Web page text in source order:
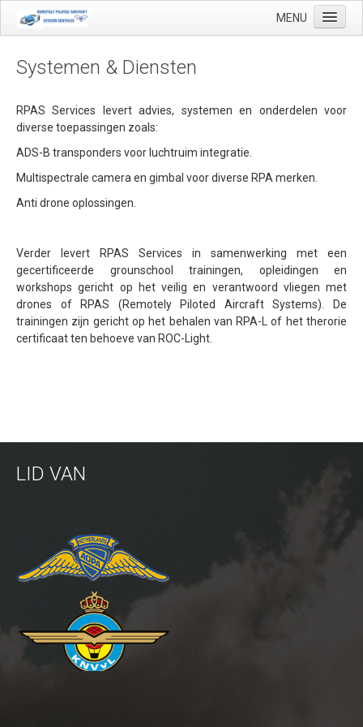
MENU
Start
Toepassingen
Precisielandbouw
Makelaardij
Olie & Gas inspectie
Tank inspectie
Industriële inspectie
Mast inspectie
Thermische inspectie
PH-1KS DJI P3P
PH-2GO DJI I1
PH-8MF Acecore ZOE
Systemen & Diensten
Vluchtuitvoering
Systemen & Diensten
RPAS Services levert advies, systemen en onderdelen voor
diverse toepassingen zoals:
ADS-B transponders voor luchtruim integratie.
Multispectrale camera en gimbal voor diverse RPA merken.
Anti drone oplossingen.
Verder levert RPAS Services in samenwerking met een
gecertificeerde grounschool trainingen, opleidingen en
workshops gericht op het veilig en verantwoord vliegen met
drones of RPAS (Remotely Piloted Aircraft Systems). De
trainingen zijn gericht op het behalen van RPA-L of het therorie
certificaat ten behoeve van ROC-Light.
LID VAN